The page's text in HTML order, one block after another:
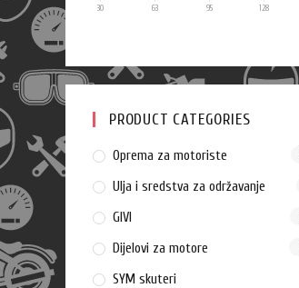
30 63 95 128
PRODUCT CATEGORIES
Oprema za motoriste
Ulja i sredstva za održavanje
GIVI
Dijelovi za motore
SYM skuteri